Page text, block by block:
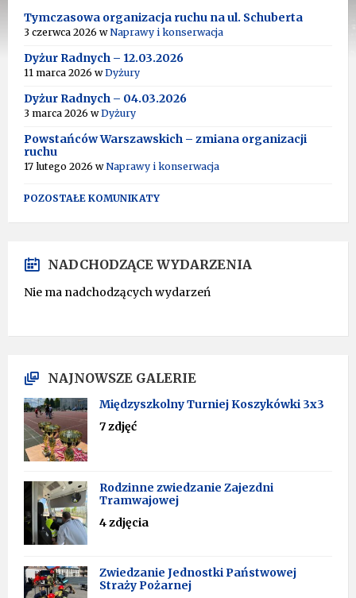
Tymczasowa organizacja ruchu na ul. Schuberta
3 czerwca 2026 wNaprawy i konserwacja
Dyżur Radnych – 12.03.2026
11 marca 2026 wDyżury
Dyżur Radnych – 04.03.2026
3 marca 2026 wDyżury
Powstańców Warszawskich – zmiana organizacji
ruchu
17 lutego 2026 wNaprawy i konserwacja
POZOSTAŁE KOMUNIKATY
NADCHODZĄCE WYDARZENIA
Nie ma nadchodzących wydarzeń
NAJNOWSZE GALERIE
Międzyszkolny Turniej Koszykówki 3x3
7 zdjęć
Rodzinne zwiedzanie Zajezdni
Tramwajowej
4 zdjęcia
Zwiedzanie Jednostki Państwowej
Straży Pożarnej